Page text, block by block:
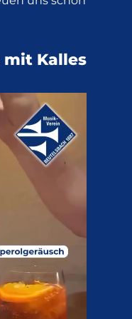
mit Kalles